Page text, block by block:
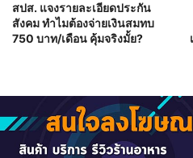
สปส. แจงรายละเอียดประกัน
สังคม ทำไมต้องจ่ายเงินสมทบ
750 บาท/เดือน คุ้มจริงมั้ย?